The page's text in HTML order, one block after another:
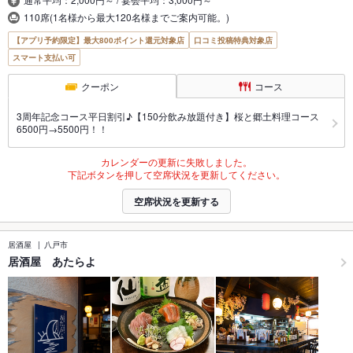
110席(1名様から最大120名様までご案内可能。)
【アプリ予約限定】最大800ポイント還元対象店
口コミ投稿特典対象店
スマート支払い可
クーポン コース
3周年記念コース平日割引♪【150分飲み放題付き】桜と郷土料理コース
6500円→5500円！！
カレンダーの更新に失敗しました。
下記ボタンを押して空席状況を更新してください。
空席状況を更新する
居酒屋 八戸市
居酒屋 あたらよ